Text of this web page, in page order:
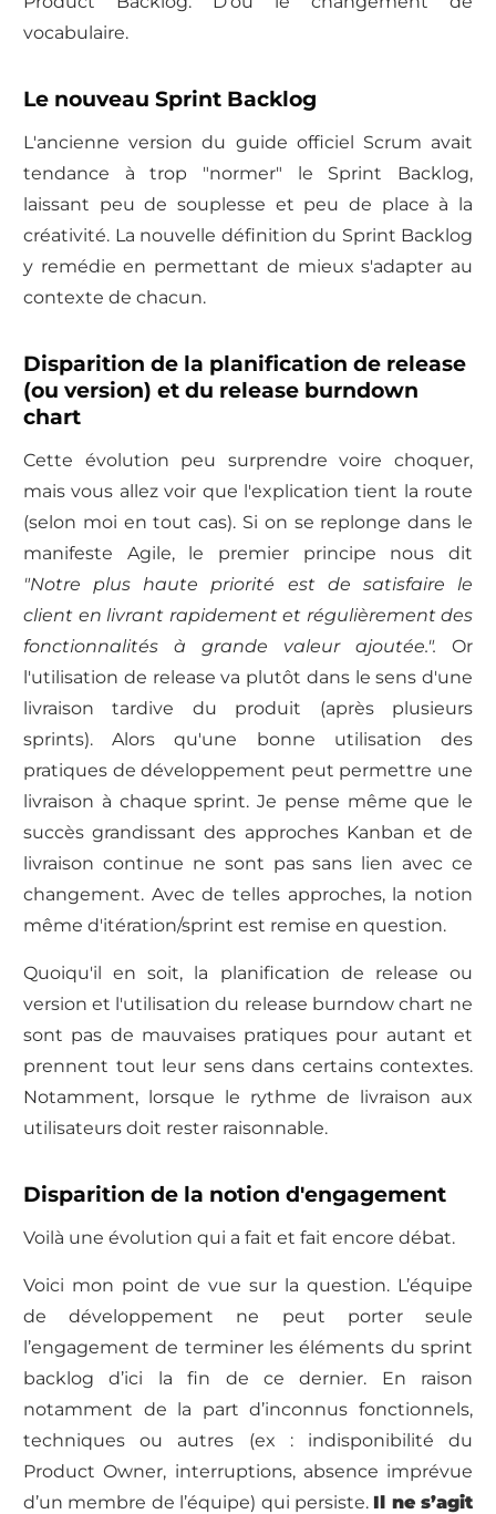
vocabulaire.
Le nouveau Sprint Backlog
L'ancienne version du guide officiel Scrum avait
tendance à trop "normer" le Sprint Backlog,
laissant peu de souplesse et peu de place à la
créativité. La nouvelle définition du Sprint Backlog
y remédie en permettant de mieux s'adapter au
contexte de chacun.
Disparition de la planification de release
(ou version) et du release burndown
chart
Cette évolution peu surprendre voire choquer,
mais vous allez voir que l'explication tient la route
(selon moi en tout cas). Si on se replonge dans le
manifeste Agile, le premier principe nous dit
"Notre plus haute priorité est de satisfaire le
client en livrant rapidement et régulièrement des
fonctionnalités à grande valeur ajoutée.". Or
l'utilisation de release va plutôt dans le sens d'une
livraison tardive du produit (après plusieurs
sprints). Alors qu'une bonne utilisation des
pratiques de développement peut permettre une
livraison à chaque sprint. Je pense même que le
succès grandissant des approches Kanban et de
livraison continue ne sont pas sans lien avec ce
changement. Avec de telles approches, la notion
même d'itération/sprint est remise en question.
Quoiqu'il en soit, la planification de release ou
version et l'utilisation du release burndow chart ne
sont pas de mauvaises pratiques pour autant et
prennent tout leur sens dans certains contextes.
Notamment, lorsque le rythme de livraison aux
utilisateurs doit rester raisonnable.
Disparition de la notion d'engagement
Voilà une évolution qui a fait et fait encore débat.
Voici mon point de vue sur la question. L’équipe
de développement ne peut porter seule
l’engagement de terminer les éléments du sprint
backlog d’ici la fin de ce dernier. En raison
notamment de la part d’inconnus fonctionnels,
techniques ou autres (ex : indisponibilité du
Product Owner, interruptions, absence imprévue
d’un membre de l’équipe) qui persiste. Il ne s’agit